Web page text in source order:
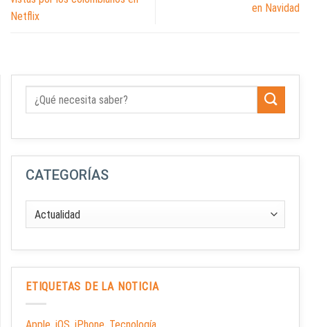
Netflix
en Navidad
CATEGORÍAS
ETIQUETAS DE LA NOTICIA